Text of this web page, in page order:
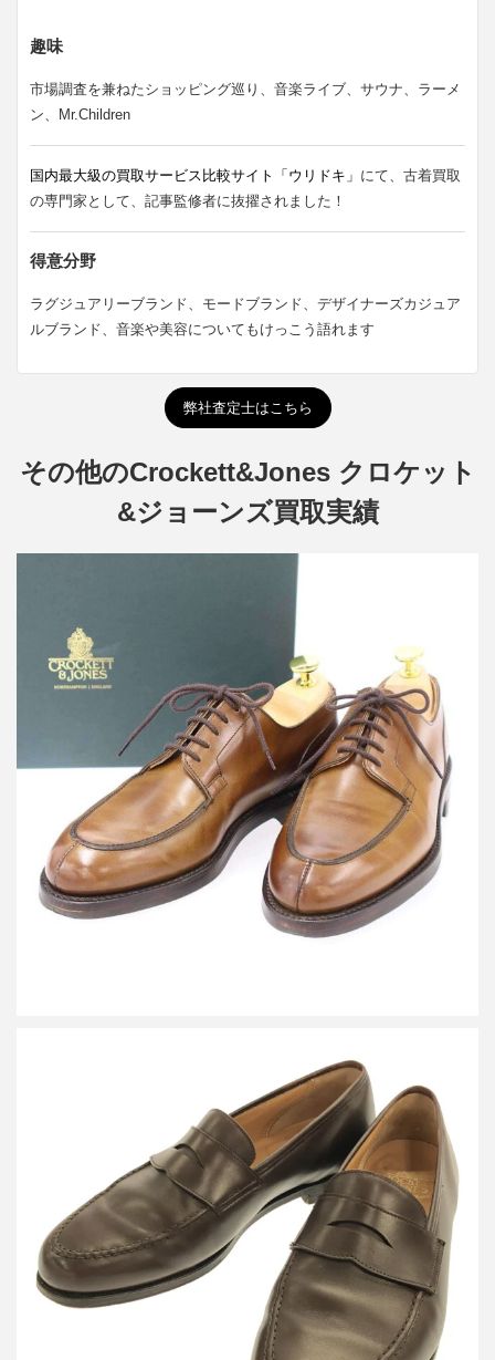
趣味
市場調査を兼ねたショッピング巡り、音楽ライブ、サウナ、ラーメ
ン、Mr.Children
国内最大級の買取サービス比較サイト「ウリドキ」 にて、古着買取
の専門家として、記事監修者に抜擢されました！
得意分野
ラグジュアリーブランド、モードブランド、デザイナーズカジュア
ルブランド、音楽や美容についてもけっこう語れます
弊社査定士はこちら
その他のCrockett&Jones クロケット
&ジョーンズ買取実績
クロケット＆ジョーンズ ASTON アストン Uチップレザーシュー
ズ 20301A-B02R2
買取金額24,000円
詳しく見る
クロケット＆ジョーンズ BEAMS F別注 MAINE レザーローファー
シューズ
買取金額15,600円
詳しく見る